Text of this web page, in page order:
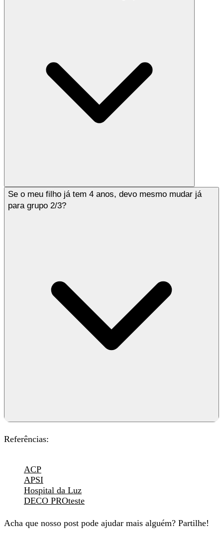
Se o meu filho já tem 4 anos, devo mesmo mudar já
para grupo 2/3?
Referências:
ACP
APSI
Hospital da Luz
DECO PROteste
Acha que nosso post pode ajudar mais alguém? Partilhe!